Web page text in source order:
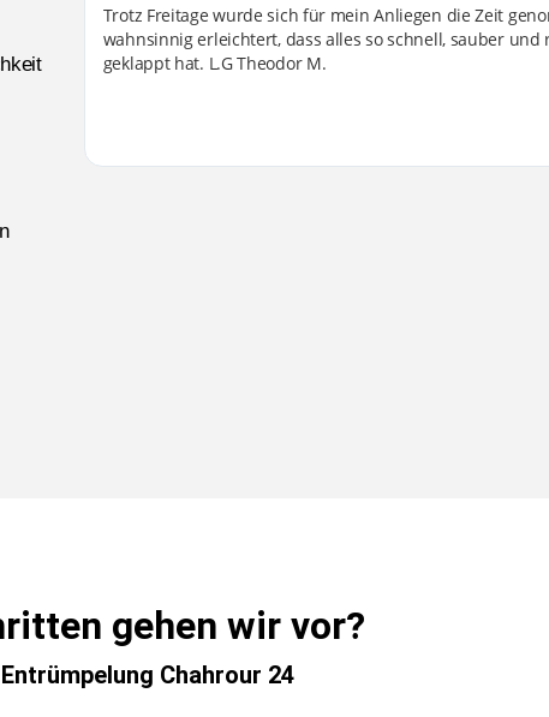
Trotz Freitage wurde sich für mein Anliegen die Zeit
wahnsinnig erleichtert, dass alles so schnell, sauber und
geklappt hat. L.G Theodor M.
gehen wir vor?
Chahrour 24